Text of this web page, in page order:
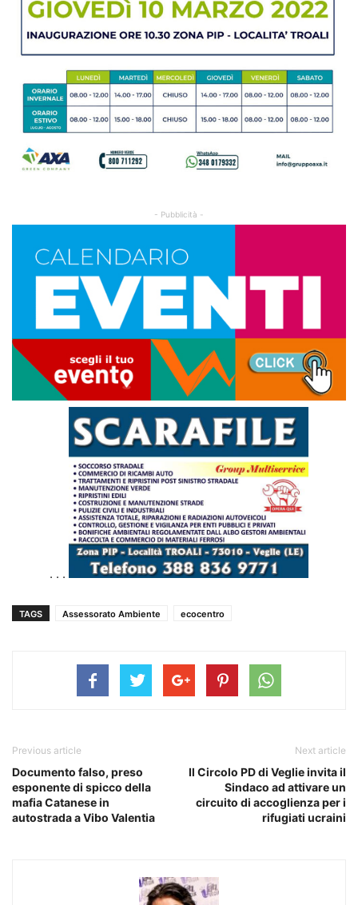
- Pubblicità -
. . .
TAGS Assessorato Ambiente ecocentro
Previous article
Documento falso, preso
esponente di spicco della
mafia Catanese in
autostrada a Vibo Valentia
Next article
Il Circolo PD di Veglie invita il
Sindaco ad attivare un
circuito di accoglienza per i
rifugiati ucraini